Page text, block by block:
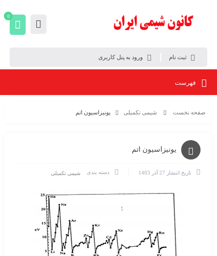
ثبت نام ورود به پنل کاربری
0
فهرست
صفحه نخست شیمی تکمیلی یونیزاسیون اتم
یونیزاسیون اتم
تاریخ انتشار 27 آذر 1403 دسته بندی شیمی تکمیلی